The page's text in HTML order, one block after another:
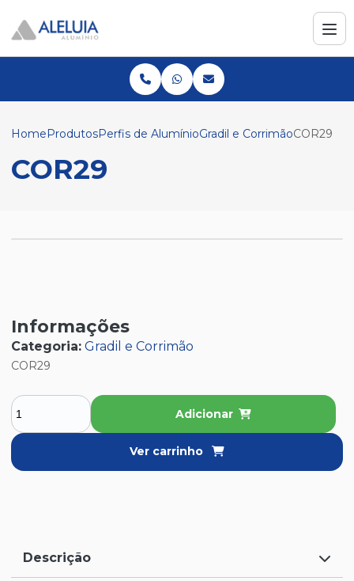
HomeProdutosPerfis de AlumínioGradil e CorrimãoCOR29
COR29
Informações
Categoria: Gradil e Corrimão
COR29
Adicionar
Ver carrinho
Descrição